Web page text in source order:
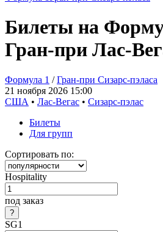
Билеты на
Гран-при Лас-
Формула 1 /Гран-при Сизарс-пэласа
21 ноября 2026 15:00
США • Лас-Вегас • Сизарс-пэлас
Билеты
Для групп
Сортировать по:
Hospitality
под заказ
SG1